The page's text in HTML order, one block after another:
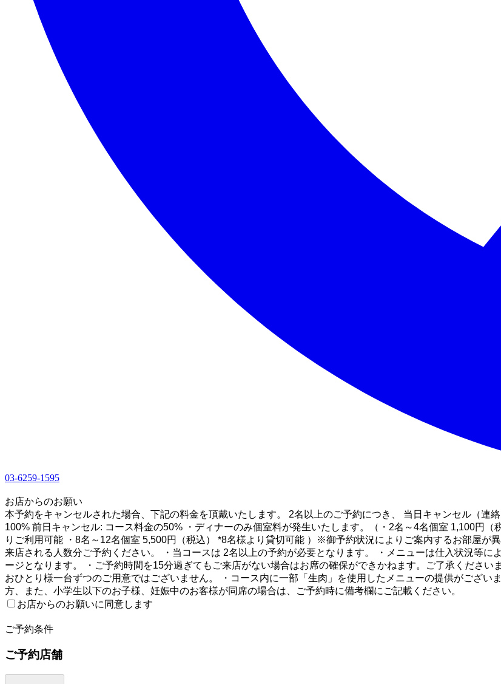
03-6259-1595
お店からのお願い
本予約をキャンセルされた場合、下記の料金を頂戴いたします。 2名以上のご予約につき、 当日キャンセル（連
100% 前日キャンセル: コース料金の50% ・ディナーのみ個室料が発生いたします。（・2名～4名個室 1,100円
りご利用可能 ・8名～12名個室 5,500円（税込） *8名様より貸切可能 ）※御予約状況によりご案内するお部屋が
来店される人数分ご予約ください。 ・当コースは 2名以上の予約が必要となります。 ・メニューは仕入状況等
ージとなります。 ・ご予約時間を15分過ぎてもご来店がない場合はお席の確保ができかねます。ご了承ください
おひとり様一台ずつのご用意ではございません。 ・コース内に一部「生肉」を使用したメニューの提供がござ
方、また、小学生以下のお子様、妊娠中のお客様が同席の場合は、ご予約時に備考欄にご記載ください。
お店からのお願いに同意します
ご予約条件
ご予約店舗